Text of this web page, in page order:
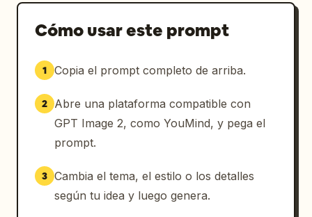
Cómo usar este prompt
1 Copia el prompt completo de arriba.
2
Abre una plataforma compatible con
GPT Image 2, como YouMind, y pega el
prompt.
3 Cambia el tema, el estilo o los detalles
según tu idea y luego genera.